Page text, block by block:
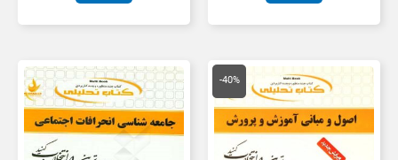
-40%
قیمت
اصلی
134,000 تومان
بود.
قیمت
فعلی
80,000 تومان
است.